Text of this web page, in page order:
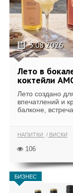
3.08.2026
Лето в
коктейли
Лето создано
впечатлений и
балконе,
НАПИТКИ ВИСКИ
106
БИЗНЕС